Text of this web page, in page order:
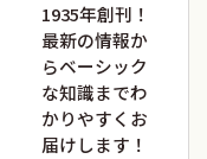
1935年創刊！
最新の情報か
らベーシック
な知識までわ
かりやすくお
届けします！